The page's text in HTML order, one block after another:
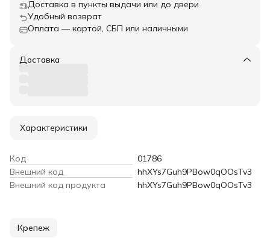
Доставка в пункты выдачи или до двери
Удобный возврат
Оплата — картой, СБП или наличными
Доставка
Характеристики
Код
01786
Внешний код
hhXYs7Guh9PBow0qOOsTv3
Внешний код продукта
hhXYs7Guh9PBow0qOOsTv3
Крепеж